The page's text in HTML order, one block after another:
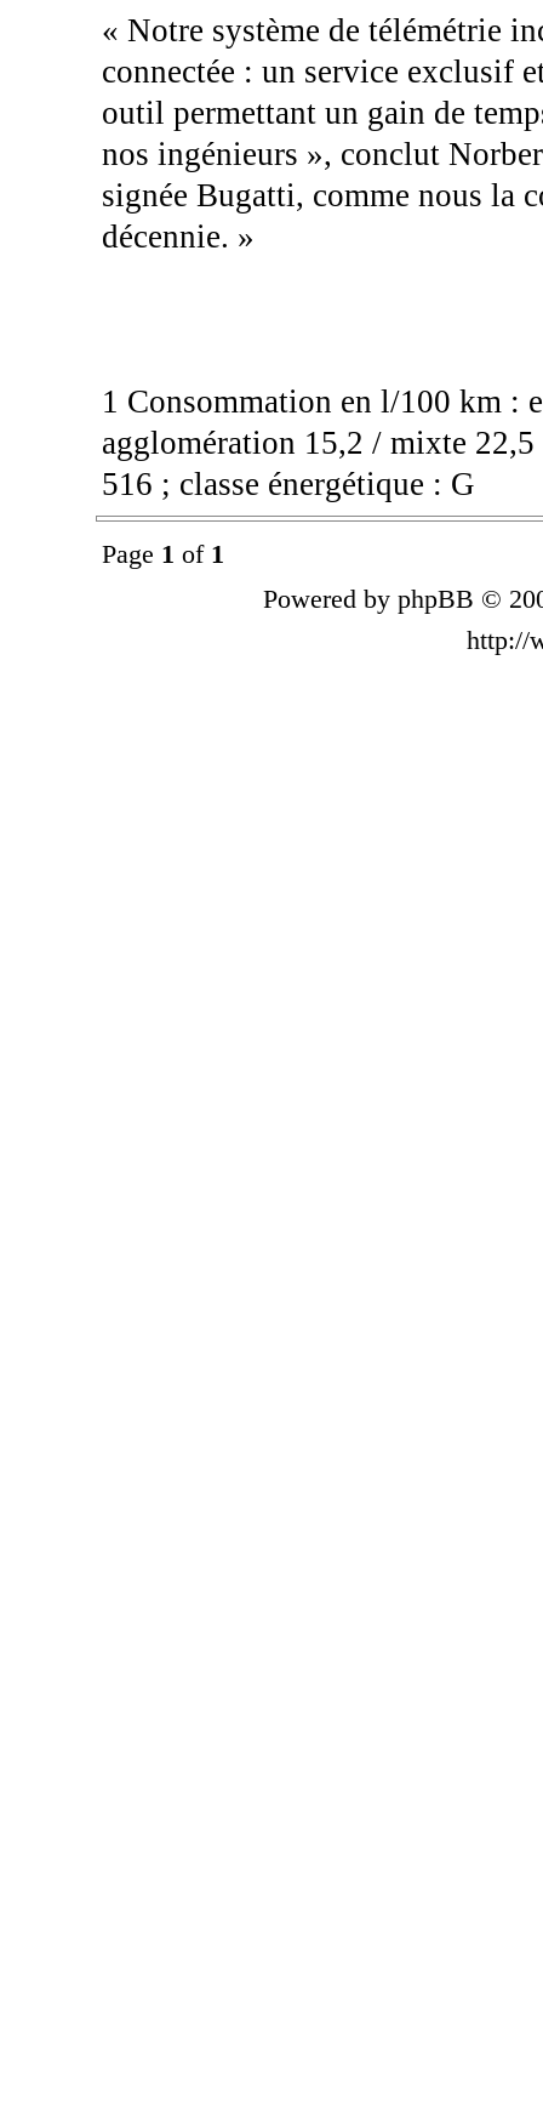
« Notre système de télémétrie
connectée : un service exclusif
outil permettant un gain de
nos ingénieurs », conclut
signée Bugatti, comme nous la
décennie. »
1 Consommation en l/100 km :
agglomération 15,2 / mixte
516 ; classe énergétique : G
Page 1 of 1
Powered by phpBB ©
http://